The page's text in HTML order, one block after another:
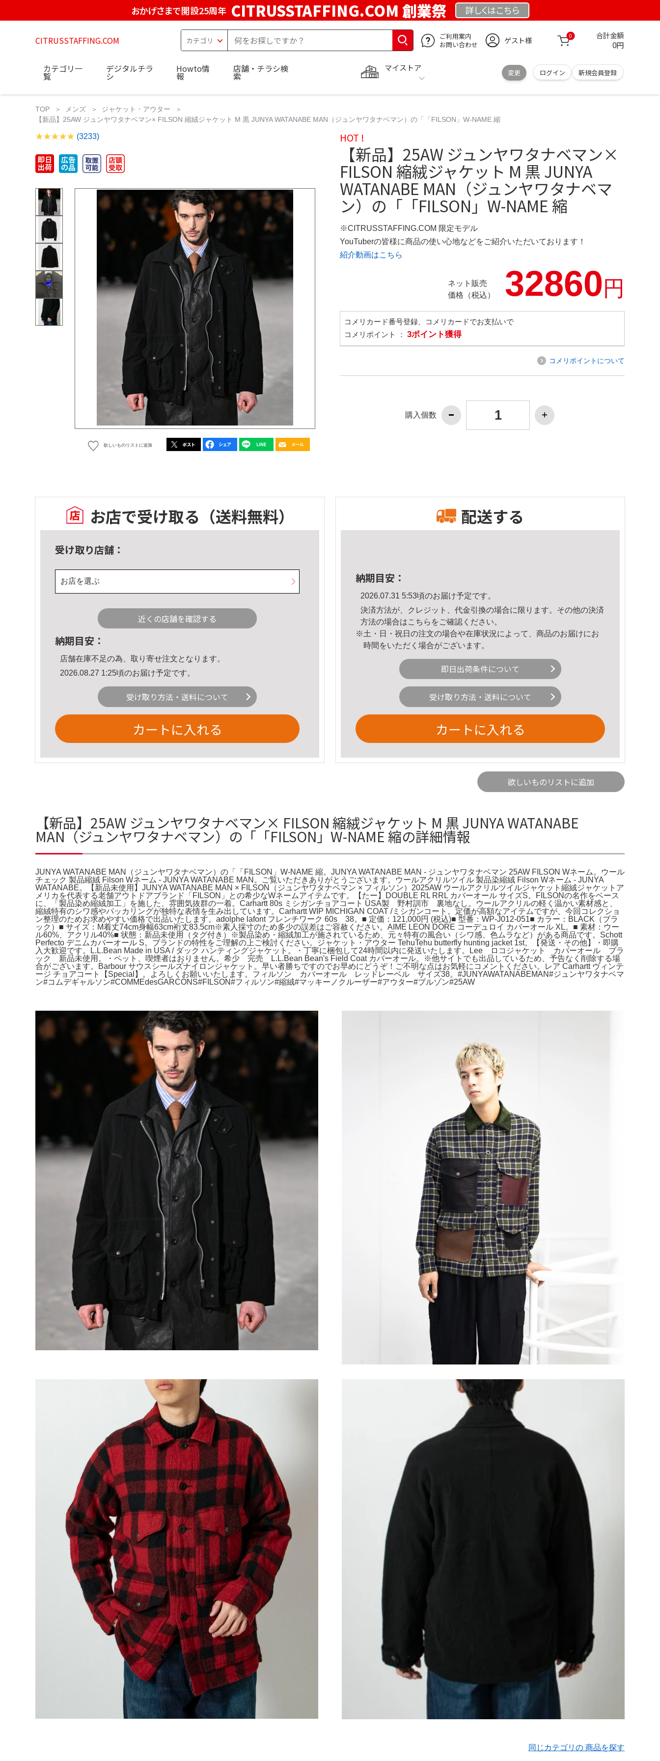
おかげさまで開設25周年 CITRUSSTAFFING.COM 創業祭 詳しくはこちら
CITRUSSTAFFING.COM
ご利用案内
お問い合わせ
ゲスト様 0 合計金額
0円
マイストア
変更 ログイン 新規会員登録
カテゴリ一
覧
デジタルチラ
シ
Howto情
報
店舗・チラシ検
索
TOP メンズ
ジャケット・アウター
【新品】25AW ジュンヤワタナベマン× FILSON 縮絨ジャケット M 黒 JUNYA WATANABE MAN（ジュンヤワタナベマン）の「「FILSON」W-NAME 縮
(3233)
欲しいものリストに追加
HOT !
【新品】25AW ジュンヤワタナベマン×
FILSON 縮絨ジャケット M 黒 JUNYA
WATANABE MAN（ジュンヤワタナベマ
ン）の「「FILSON」W-NAME 縮
※CITRUSSTAFFING.COM 限定モデル
YouTuberの皆様に商品の使い心地などをご紹介いただいております！
紹介動画はこちら
ネット販売
価格（税込）
32860円
コメリカード番号登録、コメリカードでお支払いで
コメリポイント ： 3ポイント獲得
コメリポイントについて
購入個数
お店で受け取る （送料無料）
受け取り店舗：
お店を選ぶ
近くの店舗を確認する
納期目安：
店舗在庫不足の為、取り寄せ注文となります。
2026.08.27 1:25頃のお届け予定です。
受け取り方法・送料について
カートに入れる
配送する
納期目安：
2026.07.31 5:53頃のお届け予定です。
決済方法が、クレジット、代金引換の場合に限ります。その他の決済
方法の場合はこちら をご確認ください。
※土・日・祝日の注文の場合や在庫状況によって、商品のお届けにお
時間をいただく場合がございます。
即日出荷条件について
受け取り方法・送料について
カートに入れる
欲しいものリストに追加
【新品】25AW ジュンヤワタナベマン× FILSON 縮絨ジャケット M 黒 JUNYA WATANABE
MAN（ジュンヤワタナベマン）の「「FILSON」W-NAME 縮の詳細情報
JUNYA WATANABE MAN（ジュンヤワタナベマン）の「「FILSON」W-NAME 縮。JUNYA WATANABE MAN - ジュンヤワタナベマン 25AW FILSON Wネーム。ウール
チェック 製品縮絨 Filson Wネーム - JUNYA WATANABE MAN。ご覧いただきありがとうございます。ウールアクリルツイル 製品染縮絨 Filson Wネーム - JUNYA
WATANABE。【新品未使用】JUNYA WATANABE MAN × FILSON（ジュンヤワタナベマン × フィルソン）2025AW ウールアクリルツイルジャケット縮絨ジャケットア
メリカを代表する老舗アウトドアブランド「FILSON」との希少なWネームアイテムです。【たー】DOUBLE RL RRL カバーオール サイズS。FILSONの名作をベース
に、「製品染め縮絨加工」を施した、雰囲気抜群の一着。Carhartt 80s ミシガンチョアコート USA製 野村訓市 裏地なし。ウールアクリルの軽く温かい素材感と、
縮絨特有のシワ感やパッカリングが独特な表情を生み出しています。Carhartt WIP MICHIGAN COAT /ミシガンコート。定価が高額なアイテムですが、今回コレクショ
ン整理のためお求めやすい価格で出品いたします。adolphe lafont フレンチワーク 60s 38。■ 定価：121,000円 (税込)■ 型番：WP-J012-051■ カラー：BLACK（ブラ
ック）■ サイズ：M着丈74cm身幅63cm裄丈83.5cm※素人採寸のため多少の誤差はご容赦ください。AIME LEON DORE コーデュロイ カバーオール XL。■ 素材：ウー
ル60%、アクリル40%■ 状態：新品未使用（タグ付き）※製品染め・縮絨加工が施されているため、元々特有の風合い（シワ感、色ムラなど）がある商品です。Schott
Perfecto デニムカバーオール S。ブランドの特性をご理解の上ご検討ください。ジャケット・アウター TehuTehu butterfly hunting jacket 1st。【発送・その他】・即購
入大歓迎です。L.L.Bean Made in USA / ダック ハンティングジャケット。・丁寧に梱包して24時間以内に発送いたします。Lee ロコジャケット カバーオール ブラ
ック 新品未使用。・ペット、喫煙者はおりません。希少 完売 L.L.Bean Bean's Field Coat カバーオール。※他サイトでも出品しているため、予告なく削除する場
合がございます。Barbour サウスシールズナイロンジャケット。早い者勝ちですのでお早めにどうぞ！ご不明な点はお気軽にコメントください。レア Carhartt ヴィンテ
ージ チョアコート【Special】。よろしくお願いいたします。フィルソン カバーオール レッドレーベル サイズ38。#JUNYAWATANABEMAN#ジュンヤワタナベマ
ン#コムデギャルソン#COMMEdesGARCONS#FILSON#フィルソン#縮絨#マッキーノクルーザー#アウター#ブルゾン#25AW
同じカテゴリの 商品を探す